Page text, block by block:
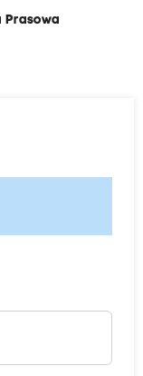
Prasowa